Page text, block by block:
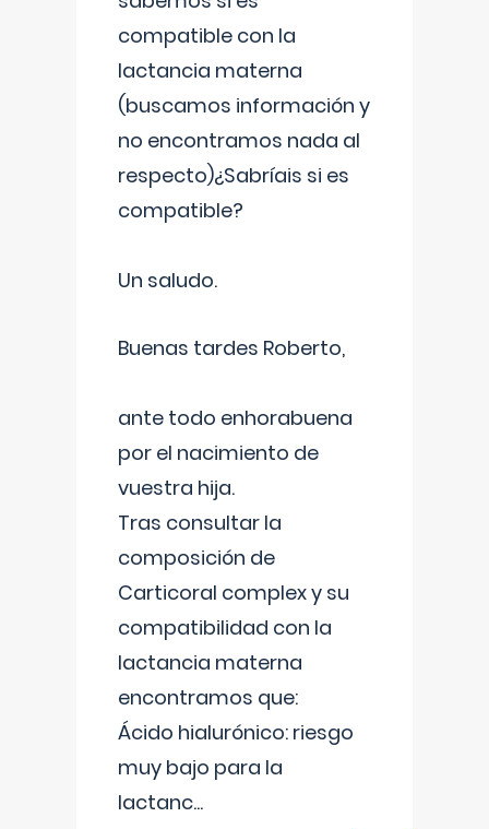
compatible con la
lactancia materna
(buscamos información y
no encontramos nada al
respecto)¿Sabríais si es
compatible?
Un saludo.
Buenas tardes Roberto,
ante todo enhorabuena
por el nacimiento de
vuestra hija.
Tras consultar la
composición de
Carticoral complex y su
compatibilidad con la
lactancia materna
encontramos que:
Ácido hialurónico: riesgo
muy bajo para la
lactanc...